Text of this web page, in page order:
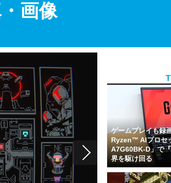
画像
ゲームプレイも録
Ryzen™ AIプロセ
A7G60BK-D」で
界を駆け回る